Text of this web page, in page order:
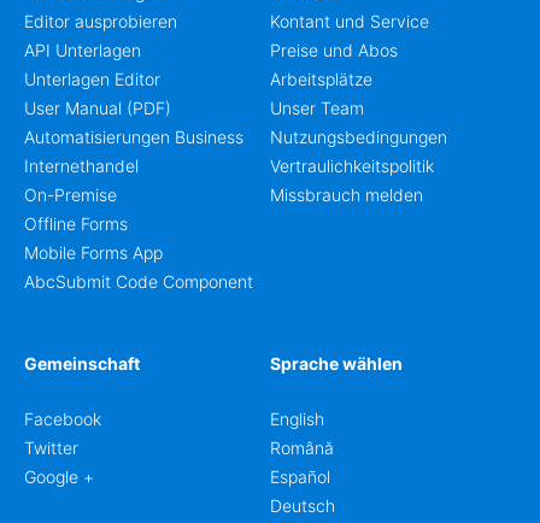
Editor ausprobieren
API Unterlagen
Unterlagen Editor
User Manual (PDF)
Automatisierungen Business
Internethandel
On-Premise
Offline Forms
Mobile Forms App
AbcSubmit Code Component
Kontant und Service
Preise und Abos
Arbeitsplätze
Unser Team
Nutzungsbedingungen
Vertraulichkeitspolitik
Missbrauch melden
Gemeinschaft
Facebook
Twitter
Google +
Sprache wählen
English
Română
Español
Deutsch